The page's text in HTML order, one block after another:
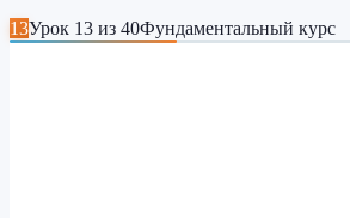
13Урок 13 из 40Фундаментальный курс